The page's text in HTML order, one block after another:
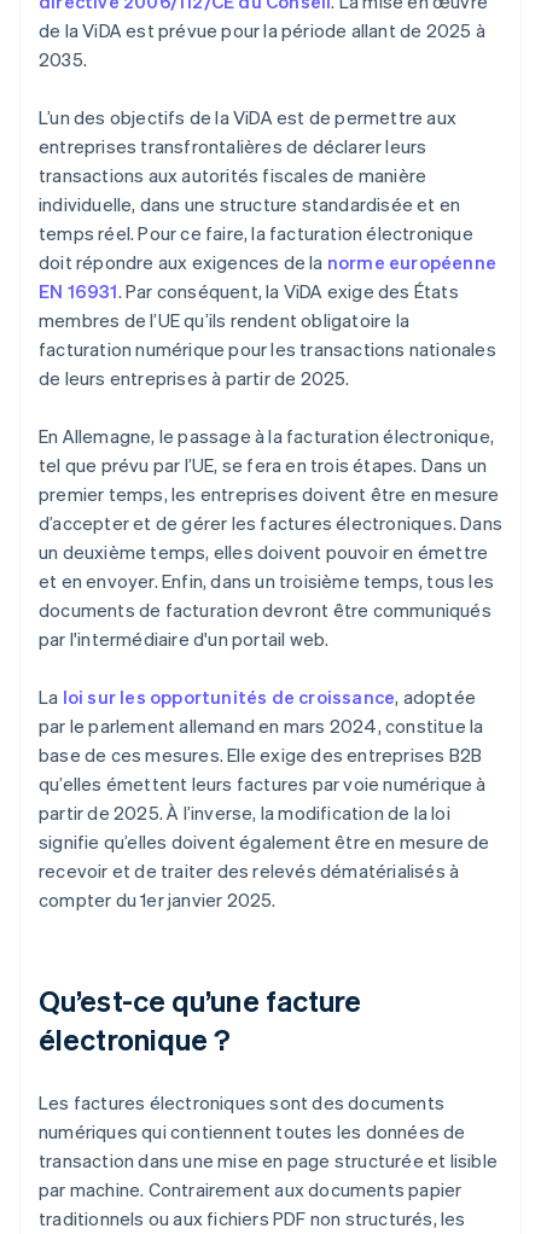
de la ViDA est prévue pour la période allant de 2025 à
2035.
L’un des objectifs de la ViDA est de permettre aux
entreprises transfrontalières de déclarer leurs
transactions aux autorités fiscales de manière
individuelle, dans une structure standardisée et en
temps réel. Pour ce faire, la facturation électronique
doit répondre aux exigences de la norme européenne
EN 16931. Par conséquent, la ViDA exige des États
membres de l’UE qu’ils rendent obligatoire la
facturation numérique pour les transactions nationales
de leurs entreprises à partir de 2025.
En Allemagne, le passage à la facturation électronique,
tel que prévu par l’UE, se fera en trois étapes. Dans un
premier temps, les entreprises doivent être en mesure
d’accepter et de gérer les factures électroniques. Dans
un deuxième temps, elles doivent pouvoir en émettre
et en envoyer. Enfin, dans un troisième temps, tous les
documents de facturation devront être communiqués
par l'intermédiaire d'un portail web.
La loi sur les opportunités de croissance, adoptée
par le parlement allemand en mars 2024, constitue la
base de ces mesures. Elle exige des entreprises B2B
qu’elles émettent leurs factures par voie numérique à
partir de 2025. À l’inverse, la modification de la loi
signifie qu’elles doivent également être en mesure de
recevoir et de traiter des relevés dématérialisés à
compter du 1er janvier 2025.
Qu’est-ce qu’une facture
électronique ?
Les factures électroniques sont des documents
numériques qui contiennent toutes les données de
transaction dans une mise en page structurée et lisible
par machine. Contrairement aux documents papier
traditionnels ou aux fichiers PDF non structurés, les